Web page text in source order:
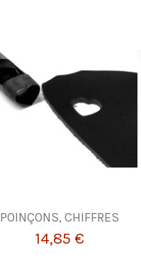
POINÇONS, CHIFFRES
14,85 €